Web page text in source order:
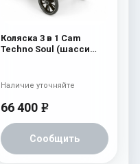
Коляска 3 в 1 Cam
Techno Soul (шасси
66 400 e
Сообщить
Наличие уточняйте